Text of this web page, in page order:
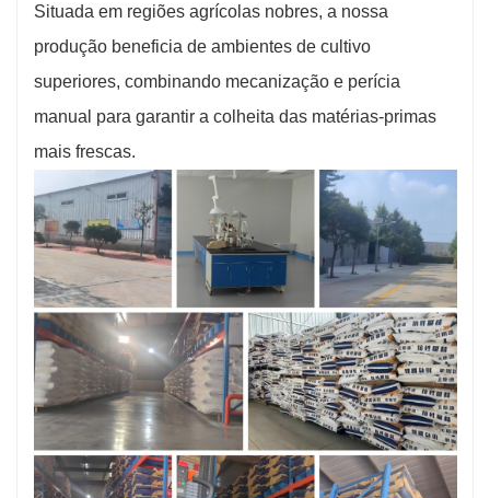
Situada em regiões agrícolas nobres, a nossa
produção beneficia de ambientes de cultivo
superiores, combinando mecanização e perícia
manual para garantir a colheita das matérias-primas
mais frescas.